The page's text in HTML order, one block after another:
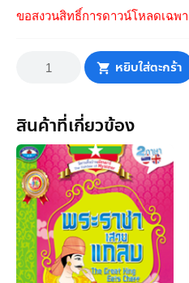
ขอสงวนสิทธิ์การดาวน์โหลดเฉพ
ใหญ่
ของ
หนู
ฟ้า
ใส
ชิ้น
หยิบใส่ตะกร้า
สินค้าที่เกี่ยวข้อง